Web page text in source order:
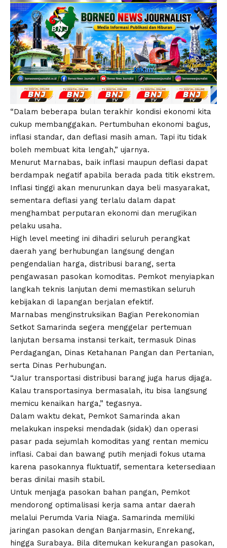
“Dalam beberapa bulan terakhir kondisi ekonomi kita
cukup membanggakan. Pertumbuhan ekonomi bagus,
inflasi standar, dan deflasi masih aman. Tapi itu tidak
boleh membuat kita lengah,” ujarnya.
Menurut Marnabas, baik inflasi maupun deflasi dapat
berdampak negatif apabila berada pada titik ekstrem.
Inflasi tinggi akan menurunkan daya beli masyarakat,
sementara deflasi yang terlalu dalam dapat
menghambat perputaran ekonomi dan merugikan
pelaku usaha.
High level meeting ini dihadiri seluruh perangkat
daerah yang berhubungan langsung dengan
pengendalian harga, distribusi barang, serta
pengawasan pasokan komoditas. Pemkot menyiapkan
langkah teknis lanjutan demi memastikan seluruh
kebijakan di lapangan berjalan efektif.
Marnabas menginstruksikan Bagian Perekonomian
Setkot Samarinda segera menggelar pertemuan
lanjutan bersama instansi terkait, termasuk Dinas
Perdagangan, Dinas Ketahanan Pangan dan Pertanian,
serta Dinas Perhubungan.
“Jalur transportasi distribusi barang juga harus dijaga.
Kalau transportasinya bermasalah, itu bisa langsung
memicu kenaikan harga,” tegasnya.
Dalam waktu dekat, Pemkot Samarinda akan
melakukan inspeksi mendadak (sidak) dan operasi
pasar pada sejumlah komoditas yang rentan memicu
inflasi. Cabai dan bawang putih menjadi fokus utama
karena pasokannya fluktuatif, sementara ketersediaan
beras dinilai masih stabil.
Untuk menjaga pasokan bahan pangan, Pemkot
mendorong optimalisasi kerja sama antar daerah
melalui Perumda Varia Niaga. Samarinda memiliki
jaringan pasokan dengan Banjarmasin, Enrekang,
hingga Surabaya. Bila ditemukan kekurangan pasokan,